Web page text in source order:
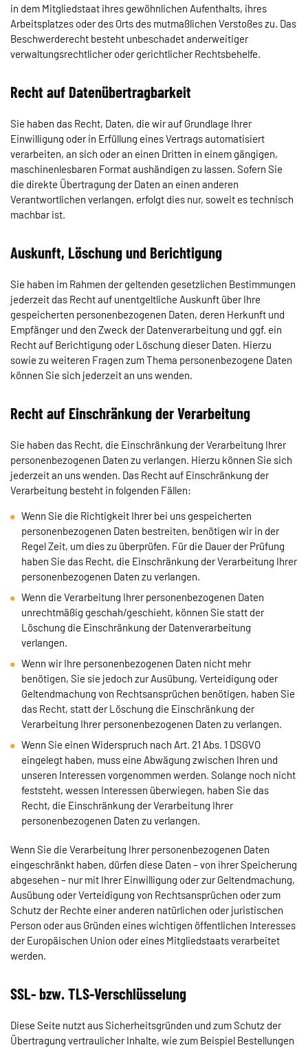
in dem Mitgliedstaat ihres gewöhnlichen Aufenthalts, ihres
Arbeitsplatzes oder des Orts des mutmaßlichen Verstoßes zu. Das
Beschwerderecht besteht unbeschadet anderweitiger
verwaltungsrechtlicher oder gerichtlicher Rechtsbehelfe.
Recht auf Daten­übertrag­barkeit
Sie haben das Recht, Daten, die wir auf Grundlage Ihrer
Einwilligung oder in Erfüllung eines Vertrags automatisiert
verarbeiten, an sich oder an einen Dritten in einem gängigen,
maschinenlesbaren Format aushändigen zu lassen. Sofern Sie
die direkte Übertragung der Daten an einen anderen
Verantwortlichen verlangen, erfolgt dies nur, soweit es technisch
machbar ist.
Auskunft, Löschung und Berichtigung
Sie haben im Rahmen der geltenden gesetzlichen Bestimmungen
jederzeit das Recht auf unentgeltliche Auskunft über Ihre
gespeicherten personenbezogenen Daten, deren Herkunft und
Empfänger und den Zweck der Datenverarbeitung und ggf. ein
Recht auf Berichtigung oder Löschung dieser Daten. Hierzu
sowie zu weiteren Fragen zum Thema personenbezogene Daten
können Sie sich jederzeit an uns wenden.
Recht auf Einschränkung der Verarbeitung
Sie haben das Recht, die Einschränkung der Verarbeitung Ihrer
personenbezogenen Daten zu verlangen. Hierzu können Sie sich
jederzeit an uns wenden. Das Recht auf Einschränkung der
Verarbeitung besteht in folgenden Fällen:
Wenn Sie die Richtigkeit Ihrer bei uns gespeicherten
personenbezogenen Daten bestreiten, benötigen wir in der
Regel Zeit, um dies zu überprüfen. Für die Dauer der Prüfung
haben Sie das Recht, die Einschränkung der Verarbeitung Ihrer
personenbezogenen Daten zu verlangen.
Wenn die Verarbeitung Ihrer personenbezogenen Daten
unrechtmäßig geschah/geschieht, können Sie statt der
Löschung die Einschränkung der Datenverarbeitung
verlangen.
Wenn wir Ihre personenbezogenen Daten nicht mehr
benötigen, Sie sie jedoch zur Ausübung, Verteidigung oder
Geltendmachung von Rechtsansprüchen benötigen, haben Sie
das Recht, statt der Löschung die Einschränkung der
Verarbeitung Ihrer personenbezogenen Daten zu verlangen.
Wenn Sie einen Widerspruch nach Art. 21 Abs. 1 DSGVO
eingelegt haben, muss eine Abwägung zwischen Ihren und
unseren Interessen vorgenommen werden. Solange noch nicht
feststeht, wessen Interessen überwiegen, haben Sie das
Recht, die Einschränkung der Verarbeitung Ihrer
personenbezogenen Daten zu verlangen.
Wenn Sie die Verarbeitung Ihrer personenbezogenen Daten
eingeschränkt haben, dürfen diese Daten – von ihrer Speicherung
abgesehen – nur mit Ihrer Einwilligung oder zur Geltendmachung,
Ausübung oder Verteidigung von Rechtsansprüchen oder zum
Schutz der Rechte einer anderen natürlichen oder juristischen
Person oder aus Gründen eines wichtigen öffentlichen Interesses
der Europäischen Union oder eines Mitgliedstaats verarbeitet
werden.
SSL- bzw. TLS-Verschlüsselung
Diese Seite nutzt aus Sicherheitsgründen und zum Schutz der
Übertragung vertraulicher Inhalte, wie zum Beispiel Bestellungen